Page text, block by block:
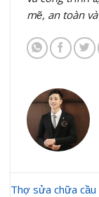
mẽ, an toàn
Thợ sửa chữa cầu